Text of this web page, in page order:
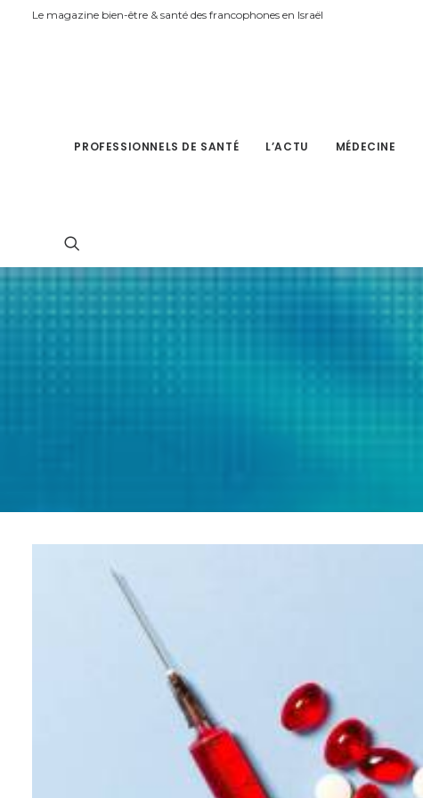
Le magazine bien-être & santé des francophones en Israël
PROFESSIONNELS DE SANTÉ L’ACTU MÉDECINE